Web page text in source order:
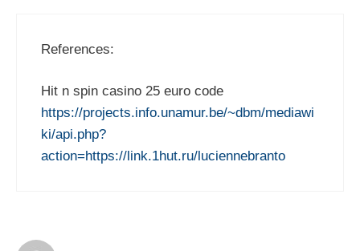
References:
Hit n spin casino 25 euro code
https://projects.info.unamur.be/~dbm/mediawi
ki/api.php?
action=https://link.1hut.ru/luciennebranto